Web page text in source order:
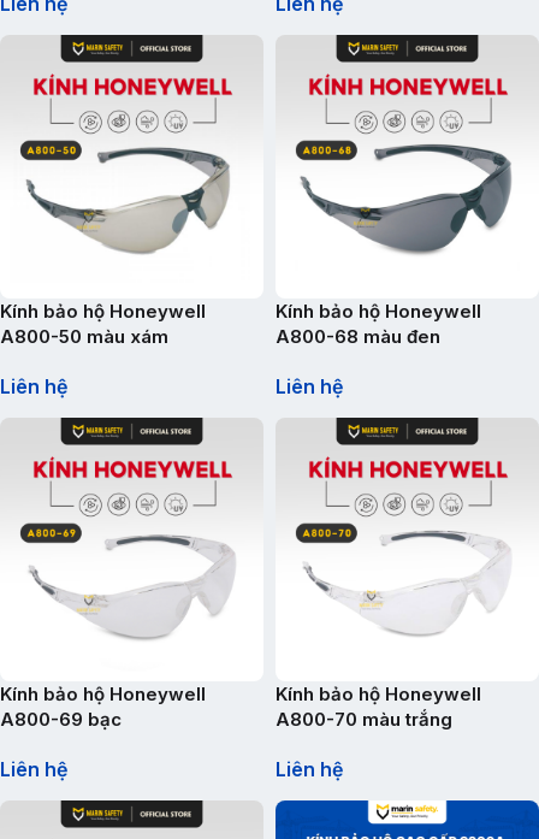
Kính bảo hộ Honeywell
A800-50 màu xám
Liên hệ
Kính bảo hộ Honeywell
A800-68 màu đen
Liên hệ
Kính bảo hộ Honeywell
A800-69 bạc
Liên hệ
Kính bảo hộ Honeywell
A800-70 màu trắng
Liên hệ